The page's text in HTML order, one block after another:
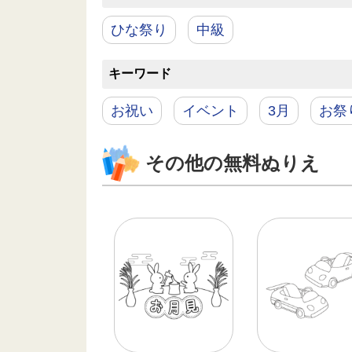
ひな祭り 中級
キーワード
お祝い イベント 3月 お祭
その他の無料ぬりえ